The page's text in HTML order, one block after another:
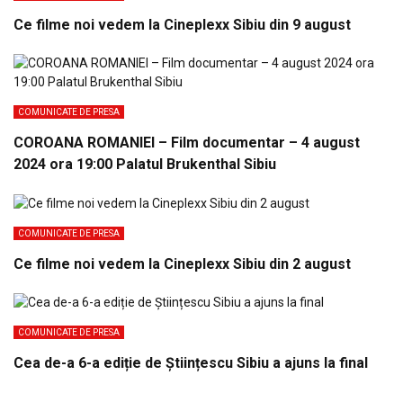
Ce filme noi vedem la Cineplexx Sibiu din 9 august
COMUNICATE DE PRESA
COROANA ROMANIEI – Film documentar – 4 august
2024 ora 19:00 Palatul Brukenthal Sibiu
COMUNICATE DE PRESA
Ce filme noi vedem la Cineplexx Sibiu din 2 august
COMUNICATE DE PRESA
Cea de-a 6-a ediție de Științescu Sibiu a ajuns la final